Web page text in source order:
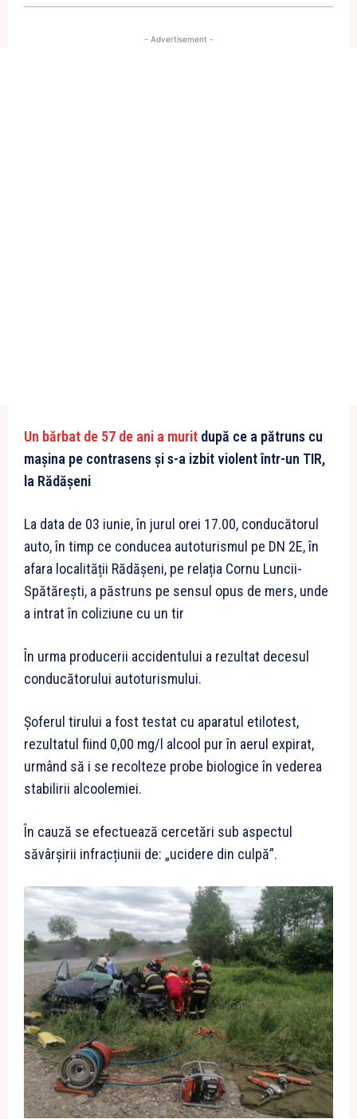
- Advertisement -
Un bărbat de 57 de ani a murit după ce a pătruns cu
mașina pe contrasens și s-a izbit violent într-un TIR,
la Rădășeni
La data de 03 iunie, în jurul orei 17.00, conducătorul
auto, în timp ce conducea autoturismul pe DN 2E, în
afara localității Rădășeni, pe relația Cornu Luncii-
Spătărești, a păstruns pe sensul opus de mers, unde
a intrat în coliziune cu un tir
În urma producerii accidentului a rezultat decesul
conducătorului autoturismului.
Șoferul tirului a fost testat cu aparatul etilotest,
rezultatul fiind 0,00 mg/l alcool pur în aerul expirat,
urmând să i se recolteze probe biologice în vederea
stabilirii alcoolemiei.
În cauză se efectuează cercetări sub aspectul
săvârşirii infracțiunii de: „ucidere din culpă”.